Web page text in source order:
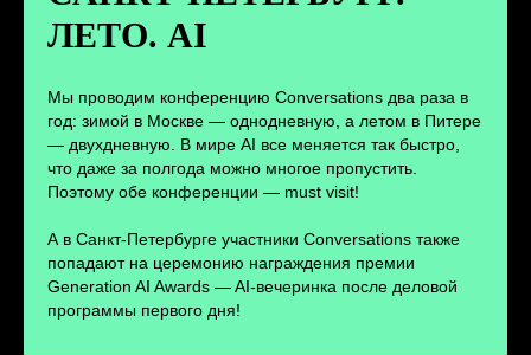
ЛЕТО. AI
Мы проводим конференцию Conversations два раза в
год: зимой в Москве — однодневную, а летом в Питере
— двухдневную. В мире AI все меняется так быстро,
что даже за полгода можно многое пропустить.
Поэтому обе конференции — must visit!
А в Санкт-Петербурге участники Conversations также
попадают на церемонию награждения премии
Generation AI Awards — AI-вечеринка после деловой
программы первого дня!